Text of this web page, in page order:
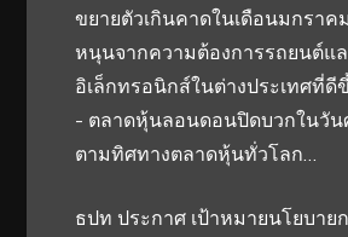
ขยายตัวเกินคาดในเดือนมกราค
หนุนจากความต้องการรถยนต์แ
อิเล็กทรอนิกส์ในต่างประเทศที่ดี
- ตลาดหุ้นลอนดอนปิดบวกในวัน
ตามทิศทางตลาดหุ้นทั่วโลก…
ธปท ประกาศ เป้าหมายนโยบาย